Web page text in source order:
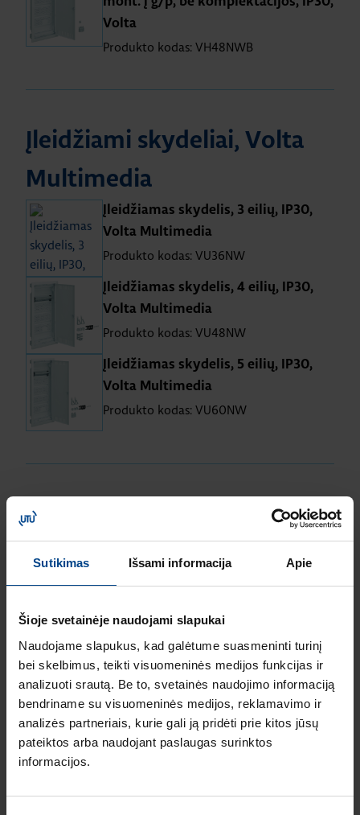
Sutikimas Išsami informacija Apie
Šioje svetainėje naudojami slapukai
Naudojame slapukus, kad galėtume suasmeninti turinį
bei skelbimus, teikti visuomeninės medijos funkcijas ir
analizuoti srautą. Be to, svetainės naudojimo informaciją
bendriname su visuomeninės medijos, reklamavimo ir
analizės partneriais, kurie gali ją pridėti prie kitos jūsų
pateiktos arba naudojant paslaugas surinktos
informacijos.
Volta
Produkto kodas: VH48NWB
Įleidžiami skydeliai, Volta
Multimedia
Įleidžiamas skydelis, 3 eilių, IP30,
Volta Multimedia
Produkto kodas: VU36NW
Įleidžiamas skydelis, 4 eilių, IP30,
Volta Multimedia
Produkto kodas: VU48NW
Įleidžiamas skydelis, 5 eilių, IP30,
Volta Multimedia
Produkto kodas: VU60NW
Skydeliai su perforuotomis
plastiko durimis, Volta
Hybrid
Skydelis su perforuotomis plastiko
durimis, 2 mod., +2 mm, Volta
Hybrid
Produkto kodas: VU602WWH
Skydelis su plastiko durimis, 3 mod.,
+1mm, Volta Hybrid